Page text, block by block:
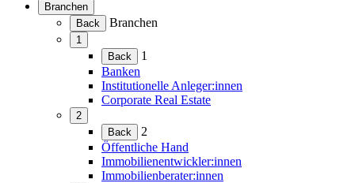
Branchen
(Menü
erweitern)
Back Branchen
1
(Menü
erweitern)
Back
1
Banken
Institutionelle Anleger:innen
Corporate Real Estate
2
(Menü
erweitern)
Back
2
Öffentliche Hand
Immobilienentwickler:innen
Immobilienberater:innen